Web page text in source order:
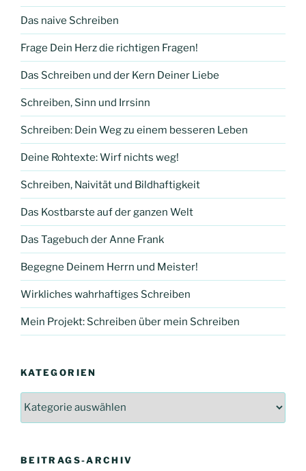
Das naive Schreiben
Frage Dein Herz die richtigen Fragen!
Das Schreiben und der Kern Deiner Liebe
Schreiben, Sinn und Irrsinn
Schreiben: Dein Weg zu einem besseren Leben
Deine Rohtexte: Wirf nichts weg!
Schreiben, Naivität und Bildhaftigkeit
Das Kostbarste auf der ganzen Welt
Das Tagebuch der Anne Frank
Begegne Deinem Herrn und Meister!
Wirkliches wahrhaftiges Schreiben
Mein Projekt: Schreiben über mein Schreiben
KATEGORIEN
BEITRAGS-ARCHIV